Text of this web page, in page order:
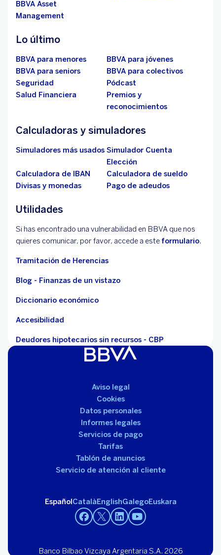
BBVA Asset
Management
Lo último
BBVA para menores
BBVA para jóvenes
BBVA para seniors
BBVA para colectivos
Seguridad
Pódcast
Salud Financiera
Premios y
reconocimientos
Calculadoras y simuladores
Simuladores más usados Simulador Cuenta
Elección
Calculadora de IBAN
Calculadora de sueldo
Divisas y monedas
Pago de adeudos
Utilidades
Si has encontrado una vulnerabilidad en BBVA que nos
quieres comunicar, por favor, accede a este formulario.
Tramitación de Herencias
Blog - Finanzas de un vistazo
Diccionario económico
Accesibilidad
Deudores hipotecarios sin recursos - CBP
Aviso legal
Cookies
Datos personales
Informes legales
Servicios de pago
Tarifas
Tablón de anuncios
Servicio de atención al cliente
EspañolCatalàEnglishGalegoEuskara
Banco Bilbao Vizcaya Argentaria S.A. 2026